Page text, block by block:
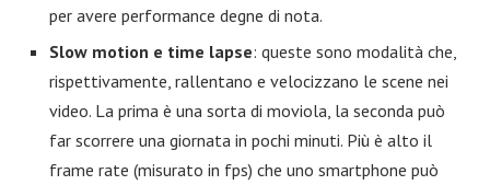
per avere performance degne di nota.
Slow motion e time lapse: queste sono modalità che,
rispettivamente, rallentano e velocizzano le scene nei
video. La prima è una sorta di moviola, la seconda può
far scorrere una giornata in pochi minuti. Più è alto il
frame rate (misurato in fps) che uno smartphone può